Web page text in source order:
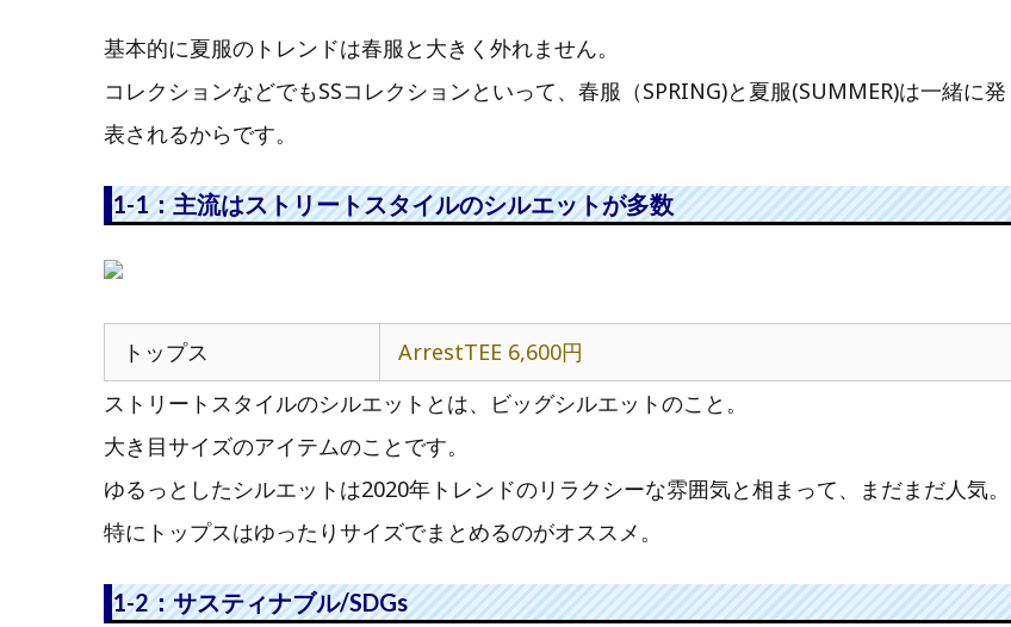
基本的に夏服のトレンドは春服と大きく外れません。
コレクションなどでもSSコレクションといって、春服（SPRING)と夏服(SUMMER)は一緒に発
表されるからです。
1-1：主流はストリートスタイルのシルエットが多数
トップス
ArrestTEE 6,600円
ストリートスタイルのシルエットとは、ビッグシルエットのこと。
大き目サイズのアイテムのことです。
ゆるっとしたシルエットは2020年トレンドのリラクシーな雰囲気と相まって、まだまだ人気。
特にトップスはゆったりサイズでまとめるのがオススメ。
1-2：サスティナブル/SDGs